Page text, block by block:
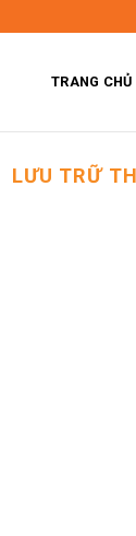
TRANG CHỦ
LƯU TRỮ